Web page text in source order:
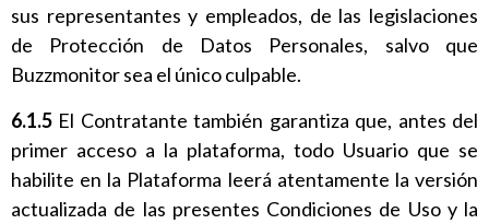
sus representantes y empleados, de las legislaciones
de Protección de Datos Personales, salvo que
Buzzmonitor sea el único culpable.
6.1.5 El Contratante también garantiza que, antes del
primer acceso a la plataforma, todo Usuario que se
habilite en la Plataforma leerá atentamente la versión
actualizada de las presentes Condiciones de Uso y la